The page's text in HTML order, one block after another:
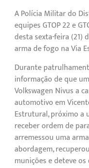
A Polícia Militar do
equipes GTOP 22 e
desta sexta-feira (21)
arma de fogo na Via
Durante
informação de que
Volkswagen Nivus a
automotivo em
Estrutural, próximo a
receber ordem de
arremessou uma
abordagem,
munições e deteve